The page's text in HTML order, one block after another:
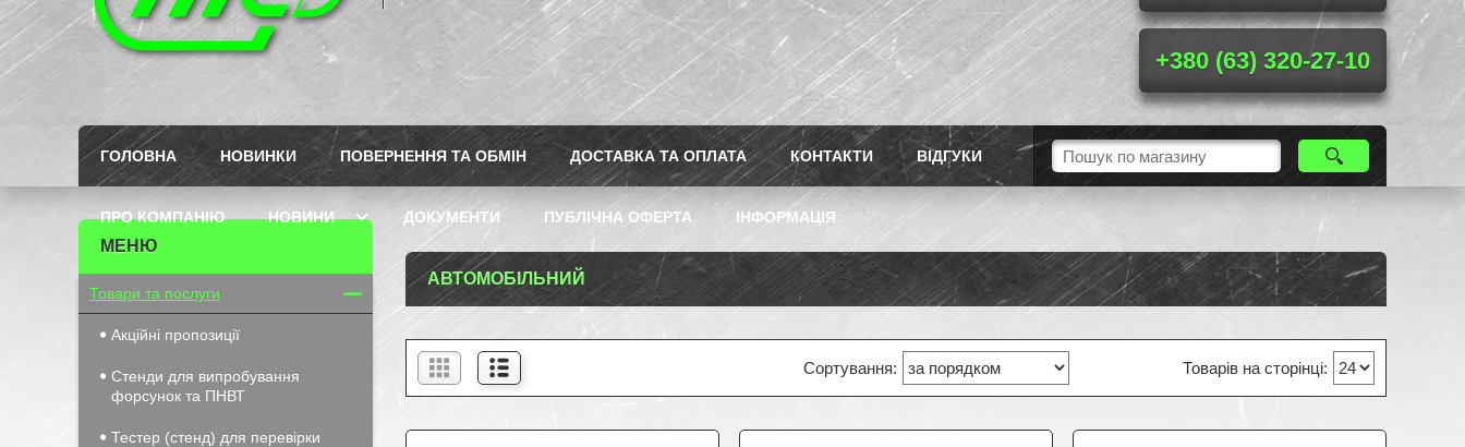
+380 (63) 320-27-10
ГОЛОВНА НОВИНКИ ПОВЕРНЕННЯ ТА ОБМІН ДОСТАВКА ТА ОПЛАТА КОНТАКТИ ВІДГУКИ
ПРО КОМПАНІЮ НОВИНИ ДОКУМЕНТИ ПУБЛІЧНА ОФЕРТА ІНФОРМАЦІЯ
АВТОМОБІЛЬНИЙ
Товари та послуги
Акційні пропозиції
Стенди для випробування
форсунок та ПНВТ
Тестер (стенд) для перевірки